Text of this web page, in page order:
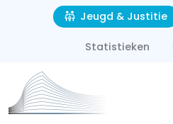
Overslaan en naar de inhoud
SecondJeugd & Justitie
Statistieken